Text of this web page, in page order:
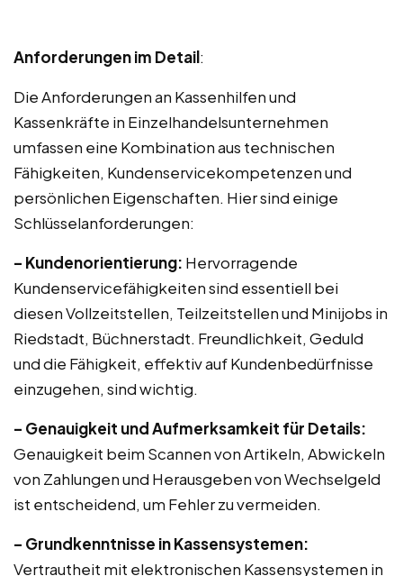
Anforderungen im Detail:
Die Anforderungen an Kassenhilfen und
Kassenkräfte in Einzelhandelsunternehmen
umfassen eine Kombination aus technischen
Fähigkeiten, Kundenservicekompetenzen und
persönlichen Eigenschaften. Hier sind einige
Schlüsselanforderungen:
– Kundenorientierung: Hervorragende
Kundenservicefähigkeiten sind essentiell bei
diesen Vollzeitstellen, Teilzeitstellen und Minijobs in
Riedstadt, Büchnerstadt. Freundlichkeit, Geduld
und die Fähigkeit, effektiv auf Kundenbedürfnisse
einzugehen, sind wichtig.
– Genauigkeit und Aufmerksamkeit für Details:
Genauigkeit beim Scannen von Artikeln, Abwickeln
von Zahlungen und Herausgeben von Wechselgeld
ist entscheidend, um Fehler zu vermeiden.
– Grundkenntnisse in Kassensystemen:
Vertrautheit mit elektronischen Kassensystemen in